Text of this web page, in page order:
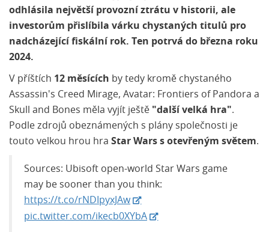
odhlásila největší provozní ztrátu v historii, ale
investorům přislíbila várku chystaných titulů pro
nadcházející fiskální rok. Ten potrvá do března roku
2024.
V příštích 12 měsících by tedy kromě chystaného
Assassin's Creed Mirage, Avatar: Frontiers of Pandora a
Skull and Bones měla vyjít ještě "další velká hra".
Podle zdrojů obeznámených s plány společnosti je
touto velkou hrou hra Star Wars s otevřeným světem.
Sources: Ubisoft open-world Star Wars game
may be sooner than you think:
https://t.co/rNDIpyxJAw
pic.twitter.com/ikecb0XYbA